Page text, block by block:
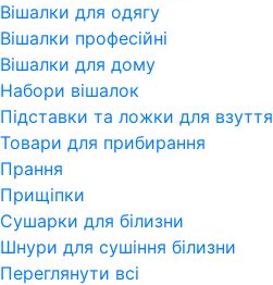
Вішалки для одягу
Вішалки професійні
Вішалки для дому
Набори вішалок
Підставки та ложки для взуття
Товари для прибирання
Прання
Прищіпки
Сушарки для білизни
Шнури для сушіння білизни
Переглянути всi